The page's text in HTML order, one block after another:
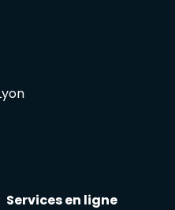
Services en ligne